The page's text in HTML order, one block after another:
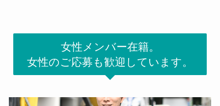
女性メンバー在籍。
女性のご応募も歓迎しています。